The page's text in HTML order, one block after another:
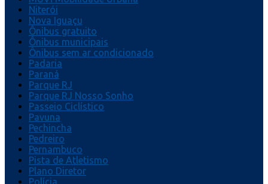
Niterói
Nova Iguaçu
Ônibus gratuito
Ônibus municipais
Ônibus sem ar condicionado
Padaria
Paraná
Parque RJ
Parque RJ Nosso Sonho
Passeio Ciclístico
Pavuna
Pechincha
Pedreiro
Pernambuco
Pista de Atletismo
Plano Diretor
Polícia